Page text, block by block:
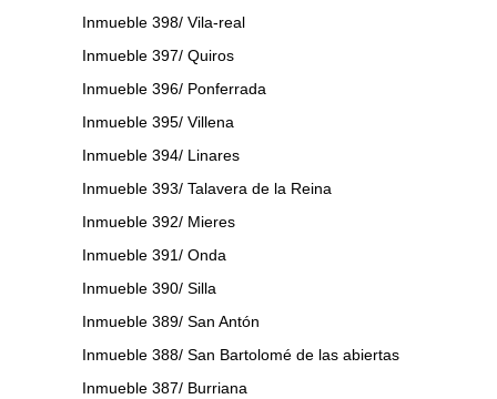
Inmueble 398/ Vila-real
Inmueble 397/ Quiros
Inmueble 396/ Ponferrada
Inmueble 395/ Villena
Inmueble 394/ Linares
Inmueble 393/ Talavera de la Reina
Inmueble 392/ Mieres
Inmueble 391/ Onda
Inmueble 390/ Silla
Inmueble 389/ San Antón
Inmueble 388/ San Bartolomé de las abiertas
Inmueble 387/ Burriana